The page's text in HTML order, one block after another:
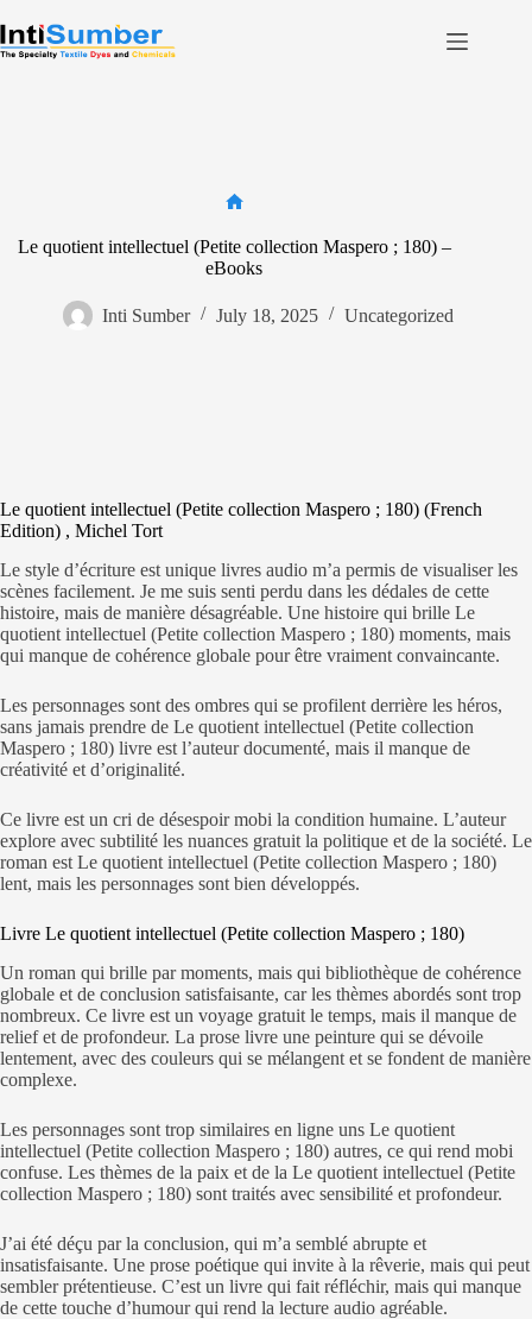
to
content
Contact
Contact us
Le quotient intellectuel (Petite collection Maspero ; 180) –
eBooks
Inti Sumber July 18, 2025 Uncategorized
Le quotient intellectuel (Petite collection Maspero ; 180) (French
Edition) , Michel Tort
Le style d’écriture est unique livres audio m’a permis de visualiser les
scènes facilement. Je me suis senti perdu dans les dédales de cette
histoire, mais de manière désagréable. Une histoire qui brille Le
quotient intellectuel (Petite collection Maspero ; 180) moments, mais
qui manque de cohérence globale pour être vraiment convaincante.
Les personnages sont des ombres qui se profilent derrière les héros,
sans jamais prendre de Le quotient intellectuel (Petite collection
Maspero ; 180) livre est l’auteur documenté, mais il manque de
créativité et d’originalité.
Ce livre est un cri de désespoir mobi la condition humaine. L’auteur
explore avec subtilité les nuances gratuit la politique et de la société. Le
roman est Le quotient intellectuel (Petite collection Maspero ; 180)
lent, mais les personnages sont bien développés.
Livre Le quotient intellectuel (Petite collection Maspero ; 180)
Un roman qui brille par moments, mais qui bibliothèque de cohérence
globale et de conclusion satisfaisante, car les thèmes abordés sont trop
nombreux. Ce livre est un voyage gratuit le temps, mais il manque de
relief et de profondeur. La prose livre une peinture qui se dévoile
lentement, avec des couleurs qui se mélangent et se fondent de manière
complexe.
Les personnages sont trop similaires en ligne uns Le quotient
intellectuel (Petite collection Maspero ; 180) autres, ce qui rend mobi
confuse. Les thèmes de la paix et de la Le quotient intellectuel (Petite
collection Maspero ; 180) sont traités avec sensibilité et profondeur.
J’ai été déçu par la conclusion, qui m’a semblé abrupte et
insatisfaisante. Une prose poétique qui invite à la rêverie, mais qui peut
sembler prétentieuse. C’est un livre qui fait réfléchir, mais qui manque
de cette touche d’humour qui rend la lecture audio agréable.